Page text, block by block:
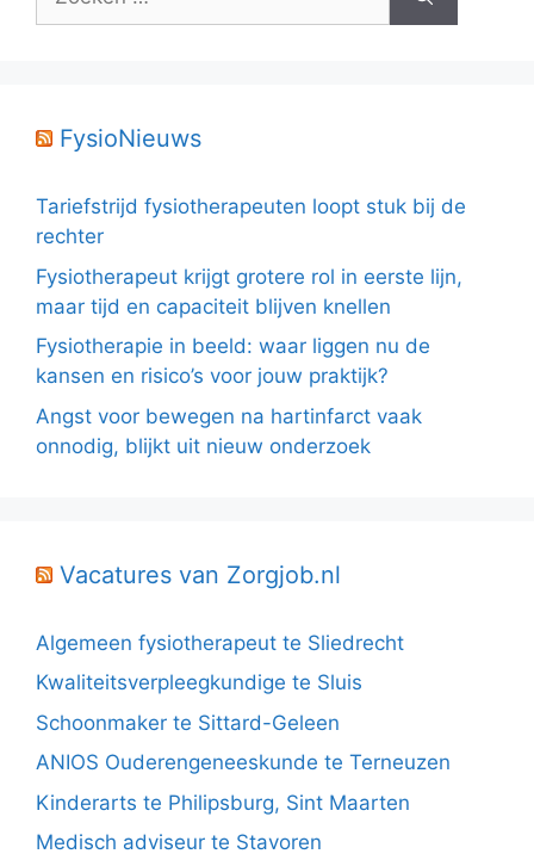
FysioNieuws
Tariefstrijd fysiotherapeuten loopt stuk bij de
rechter
Fysiotherapeut krijgt grotere rol in eerste lijn,
maar tijd en capaciteit blijven knellen
Fysiotherapie in beeld: waar liggen nu de
kansen en risico’s voor jouw praktijk?
Angst voor bewegen na hartinfarct vaak
onnodig, blijkt uit nieuw onderzoek
Vacatures van Zorgjob.nl
Algemeen fysiotherapeut te Sliedrecht
Kwaliteitsverpleegkundige te Sluis
Schoonmaker te Sittard-Geleen
ANIOS Ouderengeneeskunde te Terneuzen
Kinderarts te Philipsburg, Sint Maarten
Medisch adviseur te Stavoren